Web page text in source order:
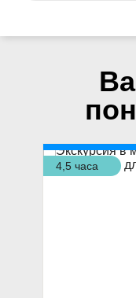
4,5 часа